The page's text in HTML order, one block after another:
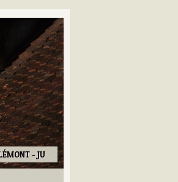
- JU